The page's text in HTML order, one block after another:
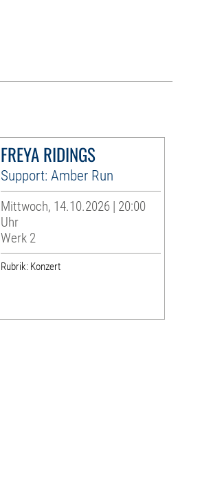
FREYA RIDINGS
Support: Amber Run
Mittwoch, 14.10.2026 | 20:00
Uhr
Werk 2
Rubrik: Konzert